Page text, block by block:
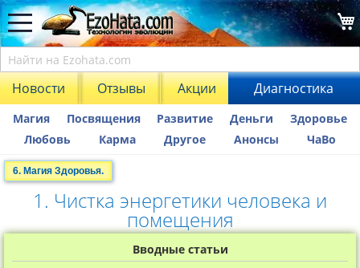
Новости Отзывы Акции Диагностика
Магия Посвящения Развитие Деньги
Здоровье
Любовь
Карма Другое Анонсы ЧаВо
6. Магия Здоровья.
1. Чистка энергетики человека и
помещения
Вводные статьи